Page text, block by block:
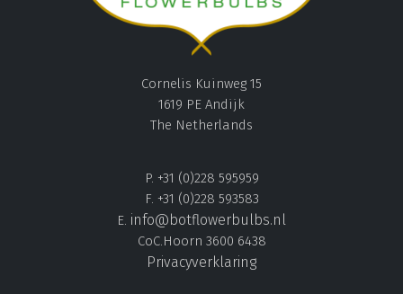
Cornelis Kuinweg 15
1619 PE Andijk
The Netherlands
P. +31 (0)228 595959
F. +31 (0)228 593583
E. info@botflowerbulbs.nl
CoC.Hoorn 3600 6438
Privacyverklaring